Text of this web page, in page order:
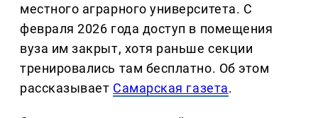
местного аграрного университета. С
февраля 2026 года доступ в помещения
вуза им закрыт, хотя раньше секции
тренировались там бесплатно. Об этом
рассказывает Самарская газета.